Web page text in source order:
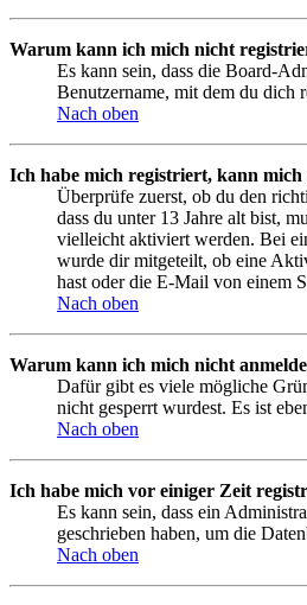
Warum kann ich mich nicht
Es kann sein, dass die Board-
Benutzername, mit dem du dich
Nach oben
Ich habe mich registriert, kann mich
Überprüfe zuerst, ob du den
dass du unter 13 Jahre alt bist,
vielleicht aktiviert werden. Bei
wurde dir mitgeteilt, ob eine
hast oder die E-Mail von einem
Nach oben
Warum kann ich mich nicht
Dafür gibt es viele mögliche
nicht gesperrt wurdest. Es ist
Nach oben
Ich habe mich vor einiger Zeit
Es kann sein, dass ein
geschrieben haben, um die
Nach oben